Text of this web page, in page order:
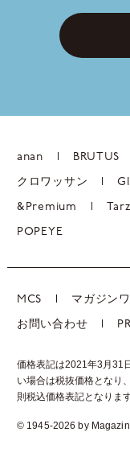
anan BRUTUS
クロワッサン
&Premium
POPEYE
MCS マガジン
お問い合わせ
価格表記は2021年3月31
い場合は税抜価格となり
則税込価格表記となります
© 1945-2026 by